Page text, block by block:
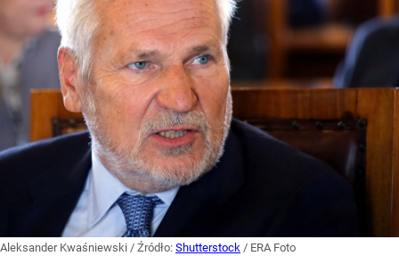
Aleksander Kwaśniewski / Źródło: Shutterstock / ERA Foto